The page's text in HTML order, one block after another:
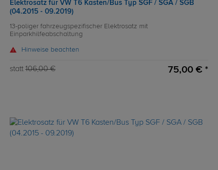
Elektrosatz für VW T6 Kasten/Bus Typ SGF / SGA / SGB
(04.2015 - 09.2019)
13-poliger fahrzeugspezifischer Elektrosatz mit
Einparkhilfeabschaltung
Hinweise beachten
statt 106,00 € 75,00 € *